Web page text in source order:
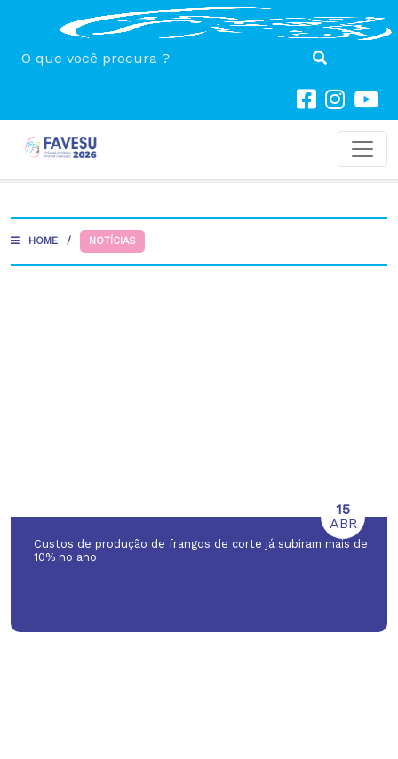
HOME / NOTÍCIAS
Custos de produção de frangos de corte já subiram mais de
10% no ano
15
ABR